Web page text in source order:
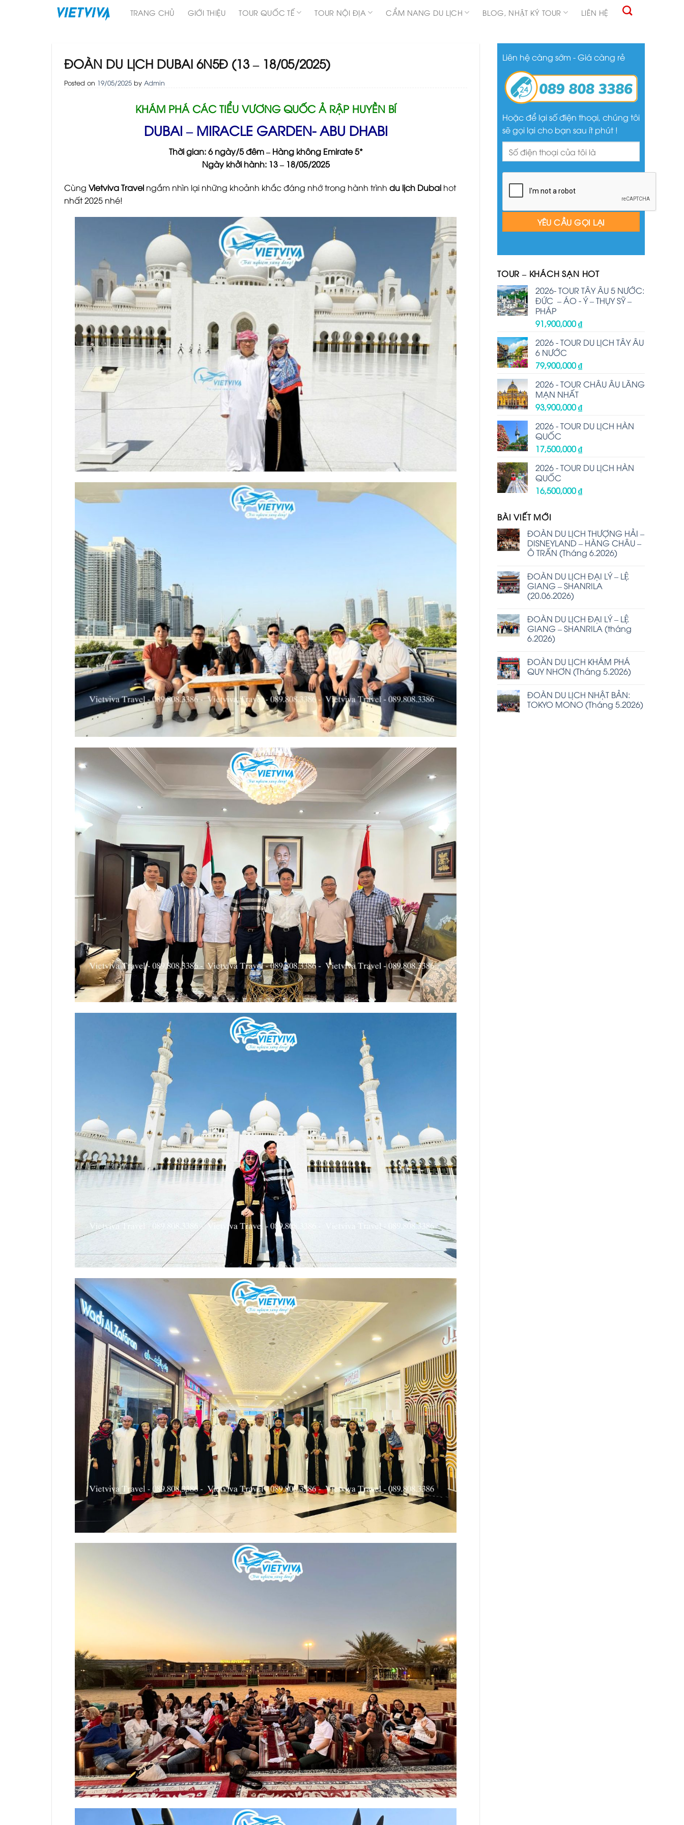
TRANG CHỦ GIỚI THIỆU TOUR QUỐC TẾ TOUR NỘI ĐỊA CẨM NANG DU LỊCH BLOG, NHẬT KÝ TOUR LIÊN HỆ
ĐOÀN DU LỊCH DUBAI 6N5Đ (13 – 18/05/2025)
Posted on 19/05/2025 by Admin
KHÁM PHÁ CÁC TIỂU VƯƠNG QUỐC Ả RẬP HUYỀN BÍ
DUBAI – MIRACLE GARDEN- ABU DHABI
Thời gian: 6 ngày/5 đêm – Hàng không Emirate 5*
Ngày khởi hành: 13 – 18/05/2025
Cùng Vietviva Travel ngắm nhìn lại những khoảnh khắc đáng nhớ trong hành trình du lịch Dubai hot
nhất 2025 nhé!
Liên hệ càng sớm - Giá càng rẻ
Hoặc để lại số điện thoại, chúng tôi
sẽ gọi lại cho bạn sau ít phút !
TOUR – KHÁCH SẠN HOT
2026- TOUR TÂY ÂU 5 NƯỚC:
ĐỨC – ÁO - Ý – THỤY SỸ –
PHÁP
91,900,000₫
2026 - TOUR DU LỊCH TÂY ÂU
6 NƯỚC
79,900,000₫
2026 - TOUR CHÂU ÂU LÃNG
MẠN NHẤT
93,900,000₫
2026 - TOUR DU LỊCH HÀN
QUỐC
17,500,000₫
2026 - TOUR DU LỊCH HÀN
QUỐC
16,500,000₫
BÀI VIẾT MỚI
ĐOÀN DU LỊCH THƯỢNG HẢI –
DISNEYLAND – HÀNG CHÂU –
Ô TRẤN (Tháng 6.2026)
ĐOÀN DU LỊCH ĐẠI LÝ – LỆ
GIANG – SHANRILA
(20.06.2026)
ĐOÀN DU LỊCH ĐẠI LÝ – LỆ
GIANG – SHANRILA (tháng
6.2026)
ĐOÀN DU LỊCH KHÁM PHÁ
QUY NHƠN (Tháng 5.2026)
ĐOÀN DU LỊCH NHẬT BẢN:
TOKYO MONO (Tháng 5.2026)